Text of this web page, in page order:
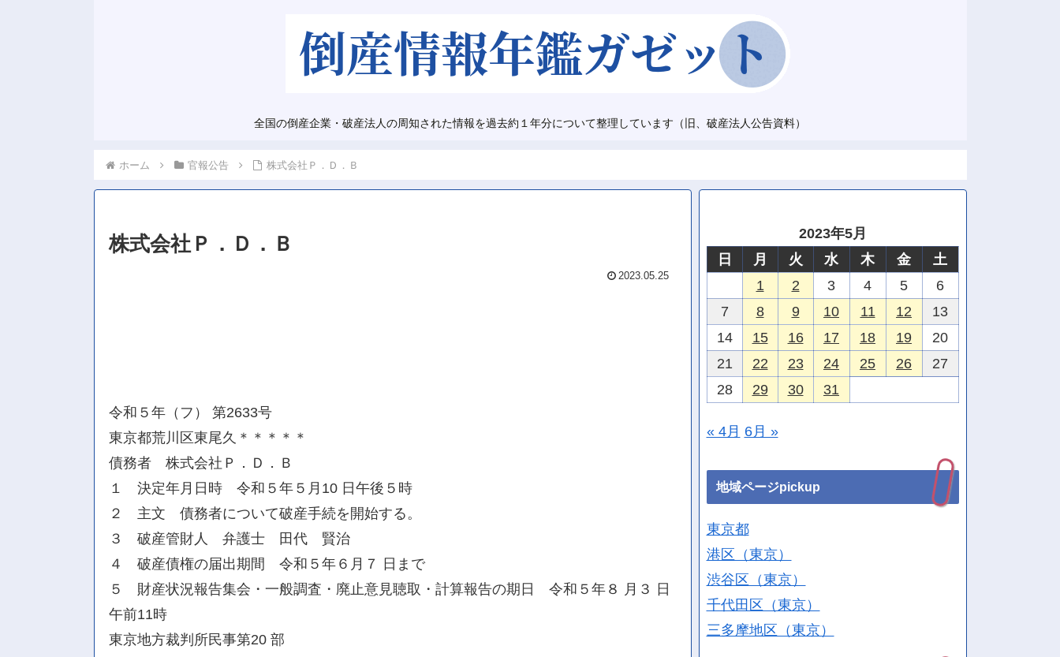
全国の倒産企業・破産法人の周知された情報を過去約１年分について整理しています（旧、破産法人公告資料）
ホーム 官報公告 株式会社Ｐ．Ｄ．Ｂ
株式会社Ｐ．Ｄ．Ｂ
2023.05.25
令和５年（フ） 第2633号
東京都荒川区東尾久＊＊＊＊＊
債務者 株式会社Ｐ．Ｄ．Ｂ
１ 決定年月日時 令和５年５月10 日午後５時
２ 主文 債務者について破産手続を開始する。
３ 破産管財人 弁護士 田代 賢治
４ 破産債権の届出期間 令和５年６月７ 日まで
５ 財産状況報告集会・一般調査・廃止意見聴取・計算報告の期日 令和５年８ 月３ 日
午前11時
東京地方裁判所民事第20 部
2023年5月
日
月 火 水 木 金
土
1
2 3 4 5
6
7
8 9 10 11 12
13
14
15 16 17 18 19
20
21
22 23 24 25 26
27
28
29 30 31
« 4月 6月 »
地域ページpickup
東京都
港区（東京）
渋谷区（東京）
千代田区（東京）
三多摩地区（東京）